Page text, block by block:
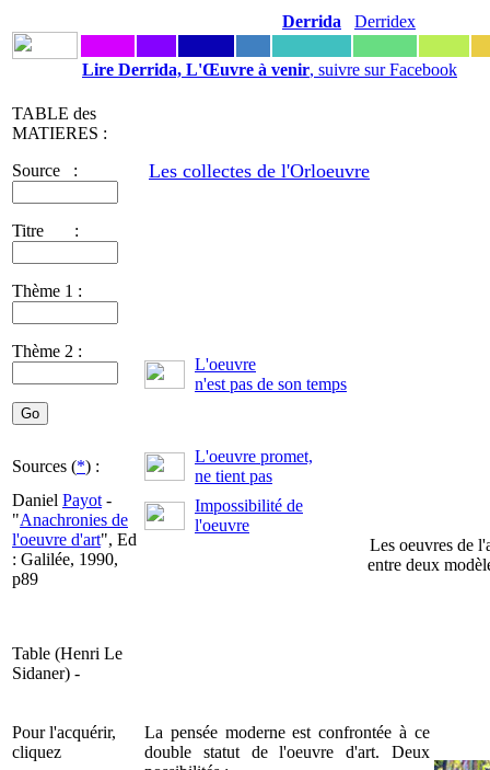
Derrida Derridex
Lire Derrida, L'Œuvre à venir, suivre sur Facebook
TABLE des
MATIERES :
Source :
Titre :
Thème 1 :
Thème 2 :
Les collectes de l'Orloeuvre
L'oeuvre
n'est pas de son temps
Sources (*) :
L'oeuvre promet,
ne tient pas
Daniel Payot -
"Anachronies de
l'oeuvre d'art", Ed
: Galilée, 1990,
p89
Table (Henri Le
Sidaner) -
Impossibilité de
l'oeuvre
Les oeuvres de
entre deux
Pour l'acquérir,
cliquez
La pensée moderne est confrontée à ce
double statut de l'oeuvre d'art. Deux